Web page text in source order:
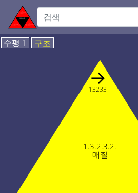
수평 1 구조
1.3.2.3.2.
매질
→
13233